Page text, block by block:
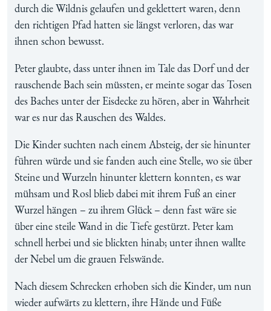
durch die Wildnis gelaufen und geklettert waren, denn
den richtigen Pfad hatten sie längst verloren, das war
ihnen schon bewusst.
Peter glaubte, dass unter ihnen im Tale das Dorf und der
rauschende Bach sein müssten, er meinte sogar das Tosen
des Baches unter der Eisdecke zu hören, aber in Wahrheit
war es nur das Rauschen des Waldes.
Die Kinder suchten nach einem Absteig, der sie hinunter
führen würde und sie fanden auch eine Stelle, wo sie über
Steine und Wurzeln hinunter klettern konnten, es war
mühsam und Rosl blieb dabei mit ihrem Fuß an einer
Wurzel hängen – zu ihrem Glück – denn fast wäre sie
über eine steile Wand in die Tiefe gestürzt. Peter kam
schnell herbei und sie blickten hinab; unter ihnen wallte
der Nebel um die grauen Felswände.
Nach diesem Schrecken erhoben sich die Kinder, um nun
wieder aufwärts zu klettern, ihre Hände und Füße